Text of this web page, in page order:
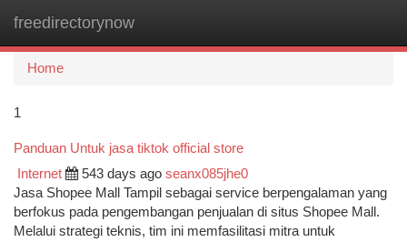
freedirectorynow
Home
1
Panduan Untuk jasa tiktok official store
Internet 543 days ago seanx085jhe0
Jasa Shopee Mall Tampil sebagai service berpengalaman yang
berfokus pada pengembangan penjualan di situs Shopee Mall.
Melalui strategi teknis, tim ini memfasilitasi mitra untuk